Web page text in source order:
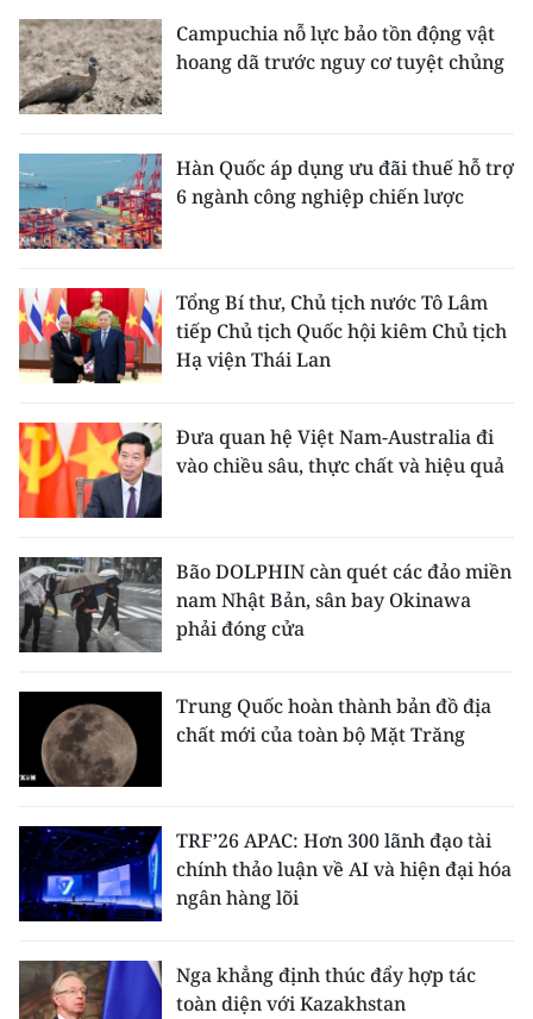
Campuchia nỗ lực bảo tồn động vật
hoang dã trước nguy cơ tuyệt chủng
Hàn Quốc áp dụng ưu đãi thuế hỗ trợ
6 ngành công nghiệp chiến lược
Tổng Bí thư, Chủ tịch nước Tô Lâm
tiếp Chủ tịch Quốc hội kiêm Chủ tịch
Hạ viện Thái Lan
Đưa quan hệ Việt Nam-Australia đi
vào chiều sâu, thực chất và hiệu quả
Bão DOLPHIN càn quét các đảo miền
nam Nhật Bản, sân bay Okinawa
phải đóng cửa
Trung Quốc hoàn thành bản đồ địa
chất mới của toàn bộ Mặt Trăng
TRF’26 APAC: Hơn 300 lãnh đạo tài
chính thảo luận về AI và hiện đại hóa
ngân hàng lõi
Nga khẳng định thúc đẩy hợp tác
toàn diện với Kazakhstan